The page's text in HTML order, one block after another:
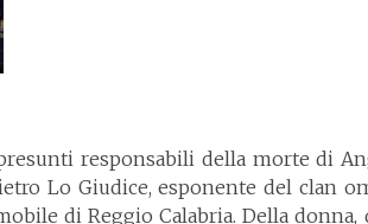
responsabili della morte di
Lo Giudice, esponente del clan
di Reggio Calabria. Della